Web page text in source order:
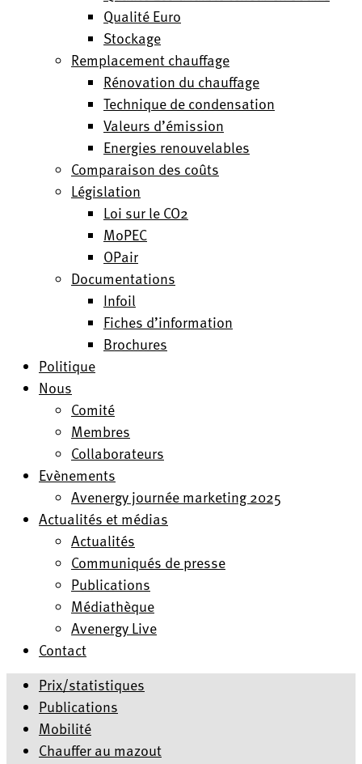
Qualité Euro
Stockage
Remplacement chauffage
Rénovation du chauffage
Technique de condensation
Valeurs d’émission
Energies renouvelables
Comparaison des coûts
Législation
Loi sur le CO2
MoPEC
OPair
Documentations
Infoil
Fiches d’information
Brochures
Politique
Nous
Comité
Membres
Collaborateurs
Evènements
Avenergy journée marketing 2025
Actualités et médias
Actualités
Communiqués de presse
Publications
Médiathèque
Avenergy Live
Contact
Prix/statistiques
Publications
Mobilité
Chauffer au mazout